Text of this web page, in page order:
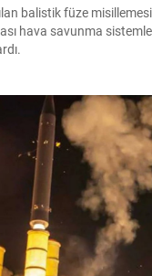
balistik füze
hava savunma